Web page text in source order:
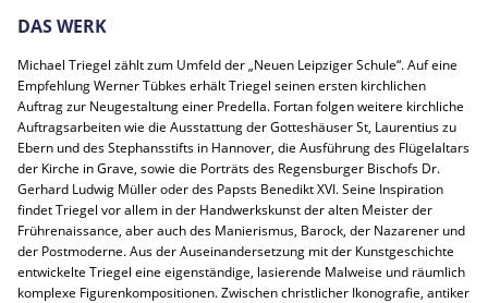
DAS WERK
Michael Triegel zählt zum Umfeld der „Neuen Leipziger Schule“. Auf eine
Empfehlung Werner Tübkes erhält Triegel seinen ersten kirchlichen
Auftrag zur Neugestaltung einer Predella. Fortan folgen weitere kirchliche
Auftragsarbeiten wie die Ausstattung der Gotteshäuser St, Laurentius zu
Ebern und des Stephansstifts in Hannover, die Ausführung des Flügelaltars
der Kirche in Grave, sowie die Porträts des Regensburger Bischofs Dr.
Gerhard Ludwig Müller oder des Papsts Benedikt XVI. Seine Inspiration
findet Triegel vor allem in der Handwerkskunst der alten Meister der
Frührenaissance, aber auch des Manierismus, Barock, der Nazarener und
der Postmoderne. Aus der Auseinandersetzung mit der Kunstgeschichte
entwickelte Triegel eine eigenständige, lasierende Malweise und räumlich
komplexe Figurenkompositionen. Zwischen christlicher Ikonografie, antiker